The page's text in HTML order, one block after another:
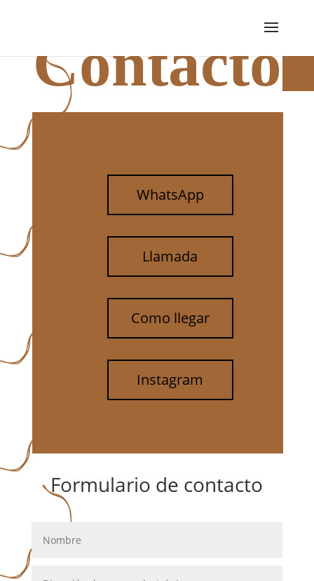
Contacto
WhatsApp
Llamada
Como llegar
Instagram
Formulario de contacto